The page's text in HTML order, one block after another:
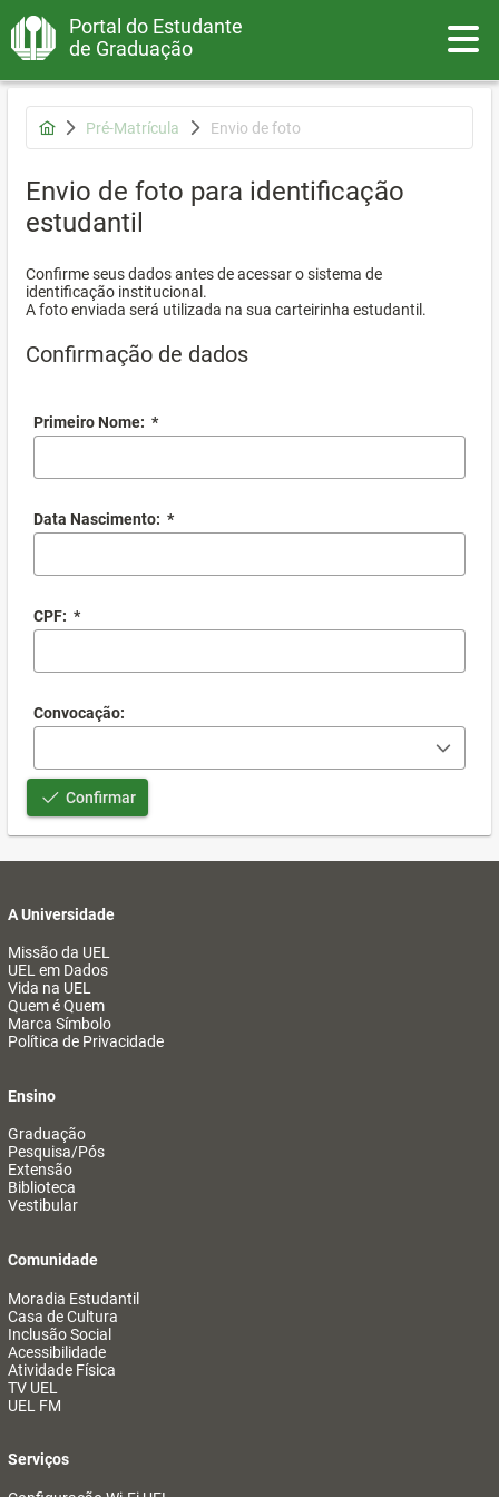
Portal do Estudante
de Graduação
Pré-Matrícula Envio de foto
Envio de foto para identificação
estudantil
Confirme seus dados antes de acessar o sistema de
identificação institucional.
A foto enviada será utilizada na sua carteirinha estudantil.
Confirmação de dados
Primeiro Nome: *
Data Nascimento: *
CPF: *
Convocação:
Confirmar
A Universidade
Missão da UEL
UEL em Dados
Vida na UEL
Quem é Quem
Marca Símbolo
Política de Privacidade
Ensino
Graduação
Pesquisa/Pós
Extensão
Biblioteca
Vestibular
Comunidade
Moradia Estudantil
Casa de Cultura
Inclusão Social
Acessibilidade
Atividade Física
TV UEL
UEL FM
Serviços